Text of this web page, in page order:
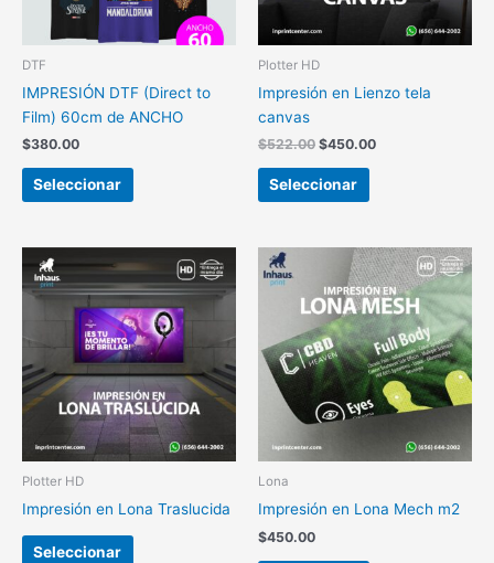
DTF
IMPRESIÓN DTF (Direct to
Film) 60cm de ANCHO
$380.00
Seleccionar
Plotter HD
Impresión en Lienzo tela
canvas
$522.00 $450.00
Seleccionar
Plotter HD
Impresión en Lona Traslucida
Seleccionar
Lona
Impresión en Lona Mech m2
$450.00